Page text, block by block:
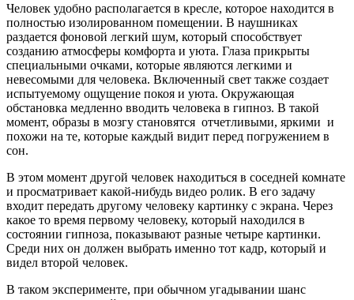
Человек удобно располагается в кресле, которое находится в
полностью изолированном помещении. В наушниках
раздается фоновой легкий шум, который способствует
созданию атмосферы комфорта и уюта. Глаза прикрыты
специальными очками, которые являются легкими и
невесомыми для человека. Включенный свет также создает
испытуемому ощущение покоя и уюта. Окружающая
обстановка медленно вводить человека в гипноз. В такой
момент, образы в мозгу становятся отчетливыми, яркими и
похожи на те, которые каждый видит перед погружением в
сон.
В этом момент другой человек находиться в соседней комнате
и просматривает какой-нибудь видео ролик. В его задачу
входит передать другому человеку картинку с экрана. Через
какое то время первому человеку, который находился в
состоянии гипноза, показывают разные четыре картинки.
Среди них он должен выбрать именно тот кадр, который и
видел второй человек.
В таком эксперименте, при обычном угадывании шанс